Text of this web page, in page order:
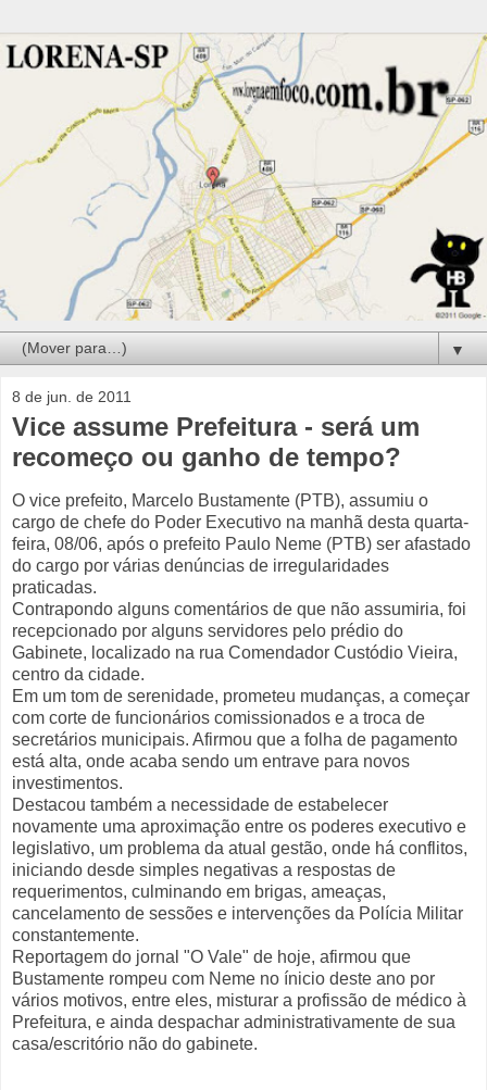
▼
8 de jun. de 2011
Vice assume Prefeitura - será um
recomeço ou ganho de tempo?
O vice prefeito, Marcelo Bustamente (PTB), assumiu o
cargo de chefe do Poder Executivo na manhã desta quarta-
feira, 08/06, após o prefeito Paulo Neme (PTB) ser afastado
do cargo por várias denúncias de irregularidades
praticadas.
Contrapondo alguns comentários de que não assumiria, foi
recepcionado por alguns servidores pelo prédio do
Gabinete, localizado na rua Comendador Custódio Vieira,
centro da cidade.
Em um tom de serenidade, prometeu mudanças, a começar
com corte de funcionários comissionados e a troca de
secretários municipais. Afirmou que a folha de pagamento
está alta, onde acaba sendo um entrave para novos
investimentos.
Destacou também a necessidade de estabelecer
novamente uma aproximação entre os poderes executivo e
legislativo, um problema da atual gestão, onde há conflitos,
iniciando desde simples negativas a respostas de
requerimentos, culminando em brigas, ameaças,
cancelamento de sessões e intervenções da Polícia Militar
constantemente.
Reportagem do jornal "O Vale" de hoje, afirmou que
Bustamente rompeu com Neme no ínicio deste ano por
vários motivos, entre eles, misturar a profissão de médico à
Prefeitura, e ainda despachar administrativamente de sua
casa/escritório não do gabinete.